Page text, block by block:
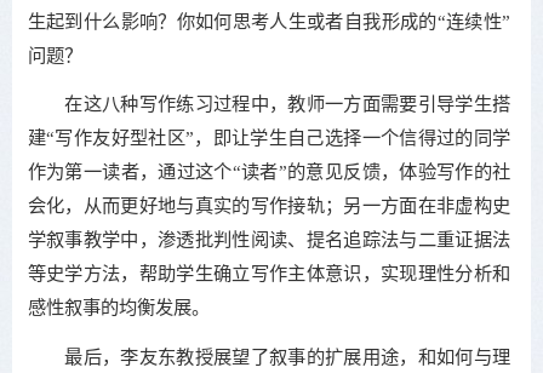
生起到什么影响？你如何思考人生或者自我形成的“连续性”
问题？
在这八种写作练习过程中，教师一方面需要引导学生搭
建“写作友好型社区”，即让学生自己选择一个信得过的同学
作为第一读者，通过这个“读者”的意见反馈，体验写作的社
会化，从而更好地与真实的写作接轨；另一方面在非虚构史
学叙事教学中，渗透批判性阅读、提名追踪法与二重证据法
等史学方法，帮助学生确立写作主体意识，实现理性分析和
感性叙事的均衡发展。
最后，李友东教授展望了叙事的扩展用途，和如何与理